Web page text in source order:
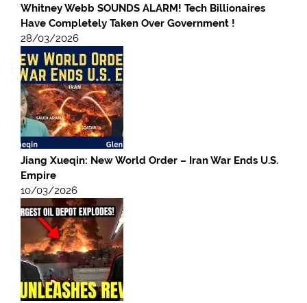
Whitney Webb SOUNDS ALARM! Tech Billionaires
Have Completely Taken Over Government !
28/03/2026
Jiang Xueqin: New World Order – Iran War Ends U.S.
Empire
10/03/2026